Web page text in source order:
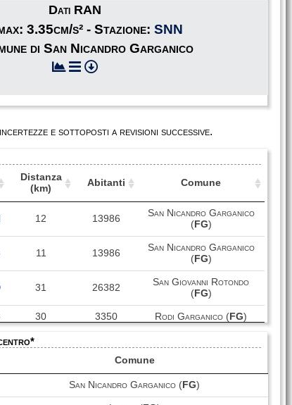
Dati RAN
3.35cm/s² - Stazione: SNN
di San Nicandro Garganico
e sottoposti a revisioni successive.
Distanza
(km)
Abitanti Comune
(km)
Comune
12 13986
San Nicandro Garganico
(FG)
11 13986
San Nicandro Garganico
(FG)
31 26382
San Giovanni Rotondo
(FG)
30 3350 Rodi Garganico ( FG)
54342
464 Isole Tremiti (
Comune
San Nicandro Garganico ( FG)